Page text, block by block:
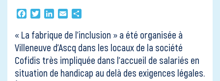
ContactFacebookTwitterLinkedIn
Email
« La fabrique de l’inclusion » a été organisée à
Villeneuve d’Ascq dans les locaux de la société
Cofidis très impliquée dans l’accueil de salariés en
situation de handicap au delà des exigences légales.